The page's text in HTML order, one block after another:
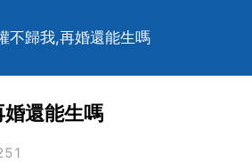
不歸我,再婚還能生嗎
還能生嗎